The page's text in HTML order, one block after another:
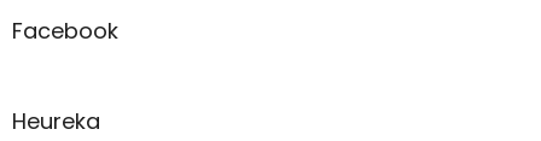
Facebook
Heureka